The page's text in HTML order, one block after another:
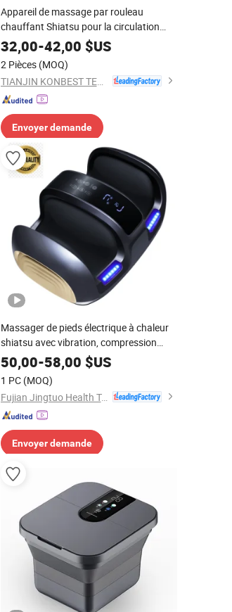
Appareil de massage par rouleau
chauffant Shiatsu pour la circulation
sanguine, masseur de bain SPA,
masseur de pieds
32,00-42,00 $US
2 Pièces (MOQ)
TIANJIN KONBEST TECHNOLOGY CO., LTD.
Envoyer demande
Massager de pieds électrique à chaleur
shiatsu avec vibration, compression
d'air, circulation sanguine et grattage
SPA
50,00-58,00 $US
1 PC (MOQ)
Fujian Jingtuo Health Technology Co., Ltd.
Envoyer demande